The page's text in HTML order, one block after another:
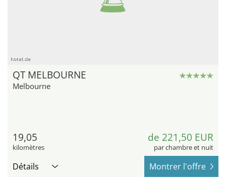
hotel.de
QT MELBOURNE
Melbourne
19,05
kilomètres
de 221,50 EUR
par chambre et nuit
Détails Montrer l'offre